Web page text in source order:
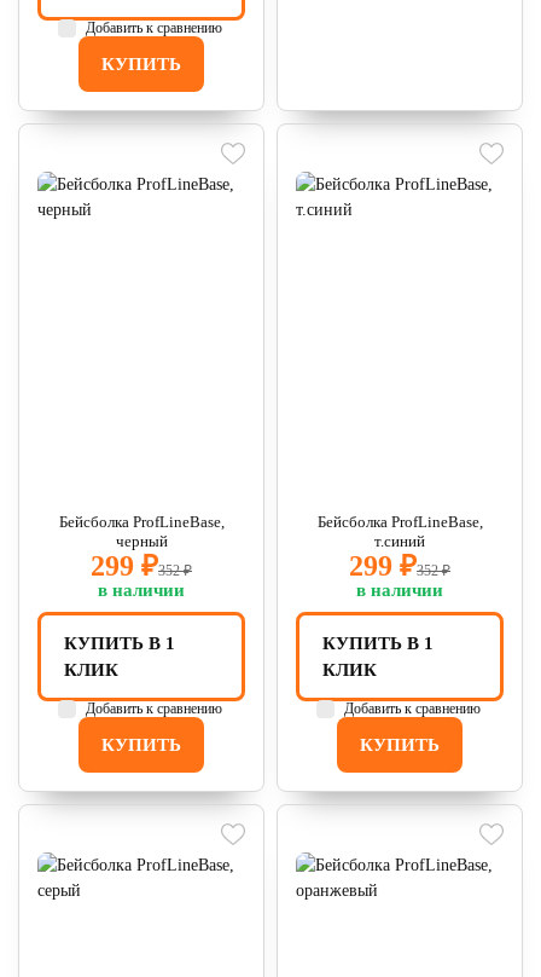
КУПИТЬ
Добавить к сравнению
Бейсболка ProfLineBase,
черный
299 ₽352 ₽
в наличии
КУПИТЬ
КУПИТЬ В 1
КЛИК
Добавить к сравнению
Бейсболка ProfLineBase,
т.синий
299 ₽352 ₽
в наличии
КУПИТЬ
КУПИТЬ В 1
КЛИК
Добавить к сравнению